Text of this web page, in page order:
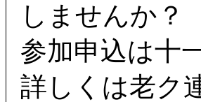
しませんか？
参加申込は十
詳しくは老ク